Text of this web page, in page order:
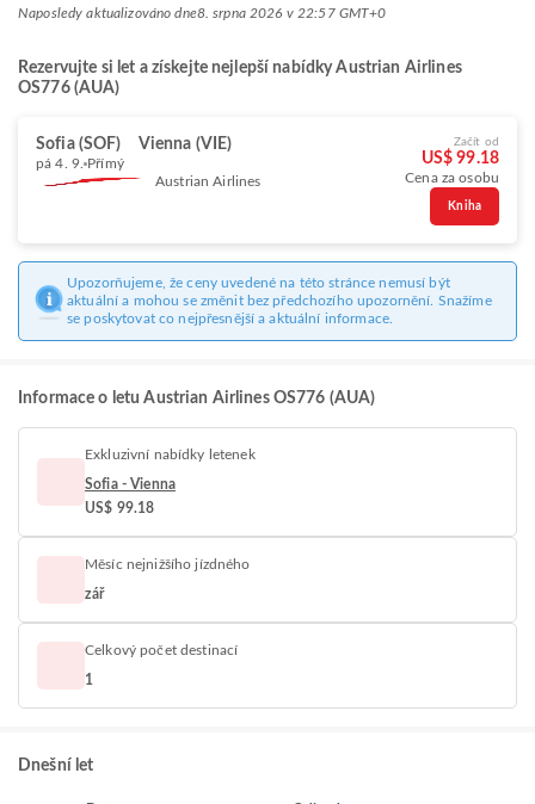
Naposledy aktualizováno dne8. srpna 2026 v 22:57 GMT+0
Rezervujte si let a získejte nejlepší nabídky Austrian Airlines
OS776 (AUA)
Sofia (SOF) Vienna (VIE)
pá 4. 9. Přímý
Austrian Airlines
Začít od
US$ 99.18
Cena za osobu
Kniha
Upozorňujeme, že ceny uvedené na této stránce nemusí být
aktuální a mohou se změnit bez předchozího upozornění. Snažíme
se poskytovat co nejpřesnější a aktuální informace.
Informace o letu Austrian Airlines OS776 (AUA)
Exkluzivní nabídky letenek
Sofia - Vienna
US$ 99.18
Měsíc nejnižšího jízdného
zář
Celkový počet destinací
1
Dnešní let